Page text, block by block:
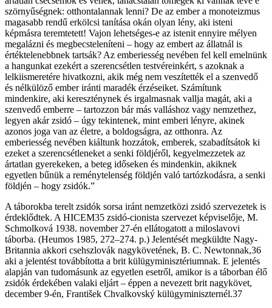
szörnyűségnek: otthontalannak lenni? De az ember a monoteizmus
magasabb rendű erkölcsi tanítása okán olyan lény, aki isteni
képmásra teremtetett! Vajon lehetséges-e az istenit ennyire mélyen
megalázni és megbecsteleníteni – hogy az embert az állatnál is
értéktelenebbnek tartsák? Az emberiesség nevében fel kell emelnünk
a hangunkat ezekért a szerencsétlen testvéreinkért, s azoknak a
lelkiismeretére hivatkozni, akik még nem veszítették el a szenvedő
és nélkülöző ember iránti maradék érzéseiket. Számítunk
mindenkire, aki kereszténynek és irgalmasnak vallja magát, aki a
szenvedő emberre – tartozzon bár más valláshoz vagy nemzethez,
legyen akár zsidó – úgy tekintenek, mint emberi lényre, akinek
azonos joga van az életre, a boldogságra, az otthonra. Az
emberiesség nevében kiáltunk hozzátok, emberek, szabadítsátok ki
ezeket a szerencsétleneket a senki földjéről, kegyelmezzetek az
ártatlan gyerekeken, a beteg időseken és mindenkin, akiknek
egyetlen bűnük a reménytelenség földjén való tartózkodásra, a senki
földjén – hogy zsidók.”
A táborokba terelt zsidók sorsa iránt nemzetközi zsidó szervezetek is
érdeklődtek. A HICEM35 zsidó-cionista szervezet képviselője, M.
Schmolková 1938. november 27-én ellátogatott a miloslavovi
táborba. (Heumos 1985, 272–274. p.) Jelentését megküldte Nagy-
Britannia akkori csehszlovák nagykövetének, B. C. Newtonnak,36
aki a jelentést továbbította a brit külügyminisztériumnak. E jelentés
alapján van tudomásunk az egyetlen esetről, amikor is a táborban élő
zsidók érdekében valaki eljárt – éppen a nevezett brit nagykövet,
december 9-én, František Chvalkovský külügyminiszternél.37